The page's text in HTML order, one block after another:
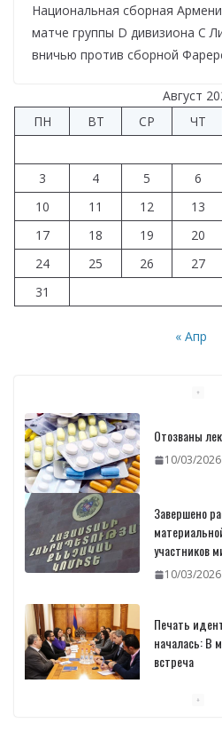
Национальная сборная
матче группы D дивизиона С
вничью против сборной
Август
ПН
ВТ СР ЧТ
3
4 5 6
10
11 12 13
17
18 19 20
24
25 26 27
31
« Апр
Отозваны
10/03/2026
Завершено
участников
10/03/2026
Печать
началась: В
встреча